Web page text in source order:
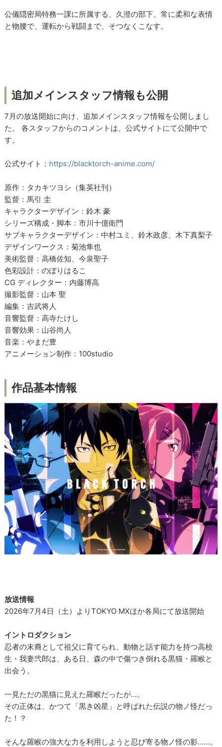
公儀隠密局特務一課に所属する、久澄の部下。常に柔和な表情
と物腰で、運転から戦闘まで、そつなくこなす。
追加メインスタッフ情報も公開
7月の放送開始に向け、追加メインスタッフ情報を公開しまし
た。 各スタッフからのコメントは、公式サイトにて公開中で
す。
公式サイト： https://blacktorch-anime.com/
原作：タカキツヨシ（集英社刊）
監督：馬引 圭
キャラクターデザイン：鈴木 豪
シリーズ構成・脚本：市川十億衛門
サブキャラクターデザイン：中村ユミ、鈴木政彦、木下真梨子
デザインワークス：菊池隼也
美術監督：高橋佐知、今泉聖子
色彩設計：のぼりはるこ
CG ディレクター：内藤博高
撮影監督：山本 聖
編集：吉武将人
音響監督：高寺たけし
音響効果：山谷尚人
音楽：やまだ豊
アニメーション制作：100studio
作品基本情報
放送情報
2026年7月4日（土）よりTOKYO MXほか各局にて放送開始
イントロダクション
忍者の末裔として祖父に育てられ、動物と話す能力を持つ高校
生・我妻弐郎は、ある日、森の中で傷つき倒れる黒猫・羅睺と
出会う。
一見ただの黒猫に見えた羅睺だったが…。
その正体は、かつて「黒き凶星」と呼ばれた伝説の物ノ怪だっ
た！？
そんな羅睺の強大な力を利用しようと忍び寄る物ノ怪の影……。